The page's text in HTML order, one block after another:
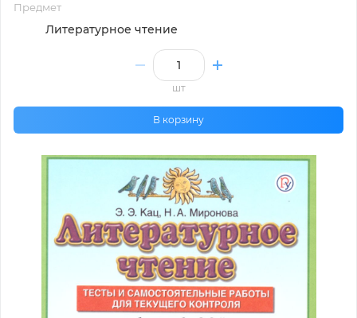
Предмет
Литературное чтение
шт
В корзину